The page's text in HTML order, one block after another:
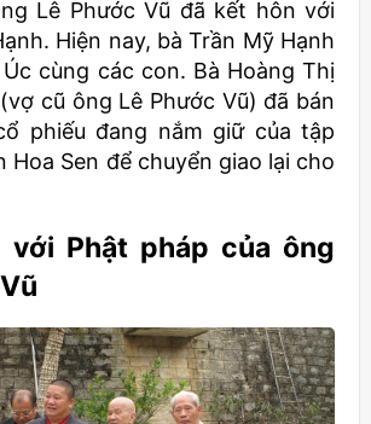
Lê Phước Vũ đã kết hôn với
Hiện nay, bà Trần Mỹ Hạnh
cùng các con. Bà Hoàng Thị
cũ ông Lê Phước Vũ) đã bán
phiếu đang nắm giữ của tập
Hoa Sen để chuyển giao lại cho
với Phật pháp của ông